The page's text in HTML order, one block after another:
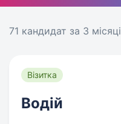
71 кандидат за 3 місяці
Візитка
Водій